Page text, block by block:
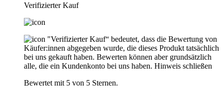
Verifizierter Kauf
"Verifizierter Kauf“ bedeutet, dass die Bewertung von
Käufer:innen abgegeben wurde, die dieses Produkt tatsächlich
bei uns gekauft haben. Bewerten können aber grundsätzlich
alle, die ein Kundenkonto bei uns haben. Hinweis schließen
Bewertet mit 5 von 5 Sternen.